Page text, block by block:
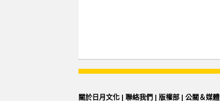
關於日月文化 | 聯絡我們 | 版權部 | 公關＆媒體